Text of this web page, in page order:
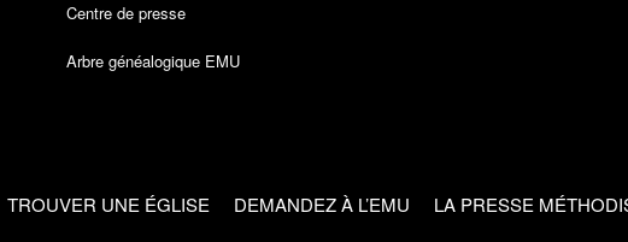
Centre de presse
Arbre généalogique EMU
TROUVER UNE ÉGLISE DEMANDEZ À L’EMU LA PRESSE